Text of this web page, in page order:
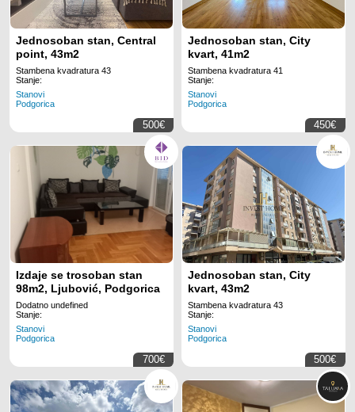
Jednosoban stan, Central
point, 43m2
Stambena kvadratura 43
Stanje:
Stanovi
Podgorica
500€
Jednosoban stan, City
kvart, 41m2
Stambena kvadratura 41
Stanje:
Stanovi
Podgorica
450€
Izdaje se trosoban stan
98m2, Ljubović, Podgorica
Dodatno undefined
Stanje:
Stanovi
Podgorica
700€
Jednosoban stan, City
kvart, 43m2
Stambena kvadratura 43
Stanje:
Stanovi
Podgorica
500€